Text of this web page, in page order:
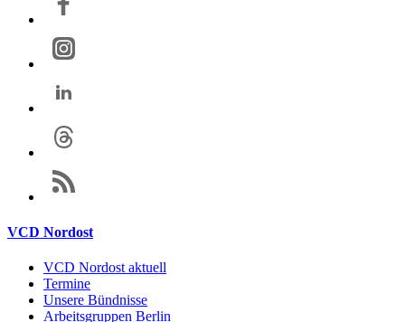
VCD Nordost
VCD Nordost aktuell
Termine
Unsere Bündnisse
Arbeitsgruppen Berlin